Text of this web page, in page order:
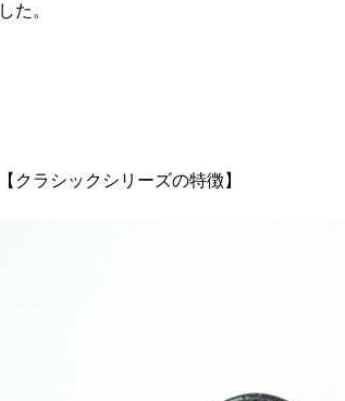
した。
【クラシックシリーズの特徴】